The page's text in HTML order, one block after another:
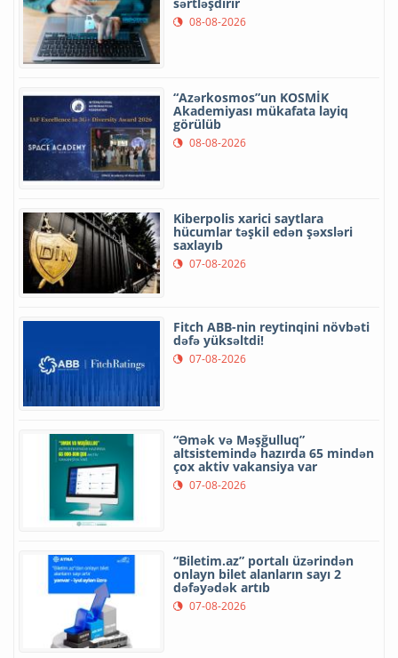
sərtləşdirir
08-08-2026
“Azərkosmos”un KOSMİK
Akademiyası mükafata layiq
görülüb
08-08-2026
Kiberpolis xarici saytlara
hücumlar təşkil edən şəxsləri
saxlayıb
07-08-2026
Fitch ABB-nin reytinqini növbəti
dəfə yüksəltdi!
07-08-2026
“Əmək və Məşğulluq”
altsistemində hazırda 65 mindən
çox aktiv vakansiya var
07-08-2026
“Biletim.az” portalı üzərindən
onlayn bilet alanların sayı 2
dəfəyədək artıb
07-08-2026